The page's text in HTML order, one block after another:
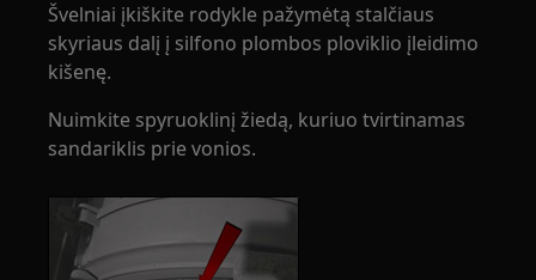
Švelniai įkiškite rodykle pažymėtą stalčiaus
skyriaus dalį į silfono plombos ploviklio įleidimo
kišenę.
Nuimkite spyruoklinį žiedą, kuriuo tvirtinamas
sandariklis prie vonios.